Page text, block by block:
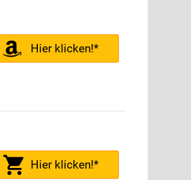
Hier klicken!*
Hier klicken!*